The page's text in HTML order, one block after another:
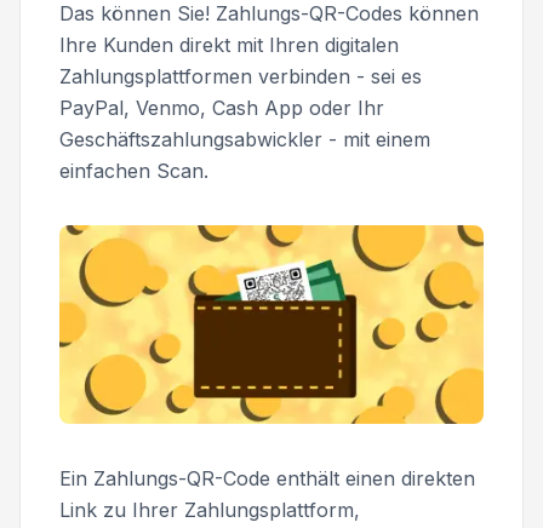
Das können Sie! Zahlungs-QR-Codes können
Ihre Kunden direkt mit Ihren digitalen
Zahlungsplattformen verbinden - sei es
PayPal, Venmo, Cash App oder Ihr
Geschäftszahlungsabwickler - mit einem
einfachen Scan.
Ein Zahlungs-QR-Code enthält einen direkten
Link zu Ihrer Zahlungsplattform,